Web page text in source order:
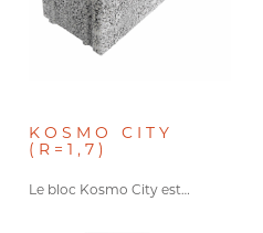
KOSMO CITY
(R=1,7)
Le bloc Kosmo City est…